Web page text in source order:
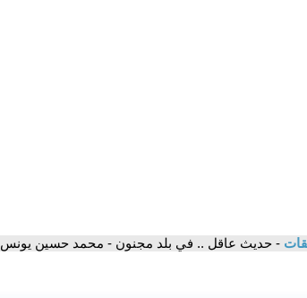
- حديث عاقل .. في بلد مجنون - محمد حسين يونس